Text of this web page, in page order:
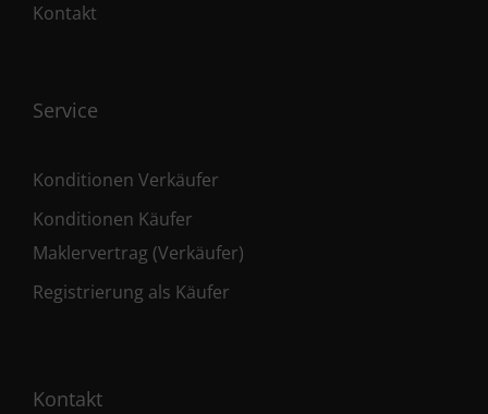
Kontakt
Service
Konditionen Verkäufer
Konditionen Käufer
Maklervertrag (Verkäufer)
Registrierung als Käufer
Kontakt